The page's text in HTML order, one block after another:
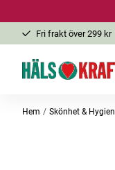
Fri frakt över 299 kr
Hem Skönhet & Hygien